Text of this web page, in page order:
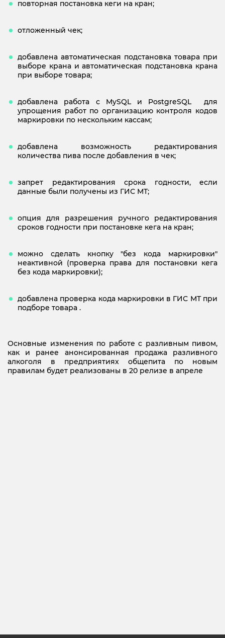
повторная постановка кеги на кран;
отложенный чек;
добавлена автоматическая подстановка товара при
выборе крана и автоматическая подстановка крана
при выборе товара;
добавлена работа с MySQL и PostgreSQL для
упрощения работ по организацию контроля кодов
маркировки по нескольким кассам;
добавлена возможность редактирования
количества пива после добавления в чек;
запрет редактирования срока годности, если
данные были получены из ГИС МТ;
опция для разрешения ручного редактирования
сроков годности при постановке кега на кран;
можно сделать кнопку "без кода маркировки"
неактивной (проверка права для постановки кега
без кода маркировки);
добавлена проверка кода маркировки в ГИС МТпри
подборе товара .
Основные изменения по работе с разливным пивом,
как и ранее анонсированная продажа разливного
алкоголя в предприятиях общепита по новым
правилам будет реализованы в 20 релизе в апреле